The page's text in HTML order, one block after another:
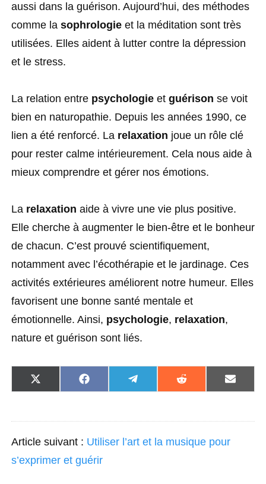
aussi dans la guérison. Aujourd’hui, des méthodes
comme la sophrologie et la méditation sont très
utilisées. Elles aident à lutter contre la dépression
et le stress.
La relation entre psychologie et guérison se voit
bien en naturopathie. Depuis les années 1990, ce
lien a été renforcé. La relaxation joue un rôle clé
pour rester calme intérieurement. Cela nous aide à
mieux comprendre et gérer nos émotions.
La relaxation aide à vivre une vie plus positive.
Elle cherche à augmenter le bien-être et le bonheur
de chacun. C’est prouvé scientifiquement,
notamment avec l’écothérapie et le jardinage. Ces
activités extérieures améliorent notre humeur. Elles
favorisent une bonne santé mentale et
émotionnelle. Ainsi, psychologie, relaxation,
nature et guérison sont liés.
S
h
o
n
X
S
h
o
n
F
S
h
o
n
S
h
o
n
S
h
o
Article suivant : Utiliser l’art et la musique pour
s’exprimer et guérir